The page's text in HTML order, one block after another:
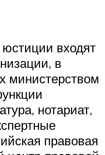
входят
в
министерством
нотариат,
правовая